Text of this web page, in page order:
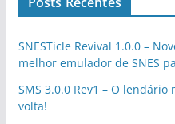
SNESTicle Revival 1.0.0 –
melhor emulador de SNES
SMS 3.0.0 Rev1 – O
volta!